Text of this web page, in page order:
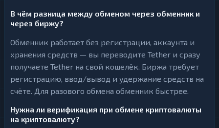
В чём разница между обменом через обменник и
через биржу?
Обменник работает без регистрации, аккаунта и
хранения средств — вы переводите Tether и сразу
получаете Tether на свой кошелёк. Биржа требует
регистрацию, ввод/вывод и удержание средств на
счёте. Для разового обмена обменник быстрее.
Нужна ли верификация при обмене криптовалюты
на криптовалюту?